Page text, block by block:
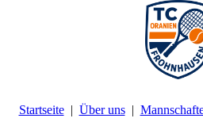
Startseite Über uns